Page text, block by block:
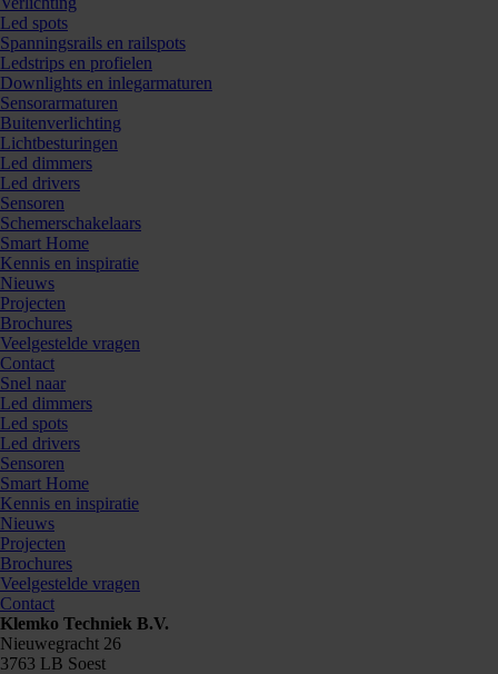
Led spots
Spanningsrails en railspots
Ledstrips en profielen
Downlights en inlegarmaturen
Sensorarmaturen
Buitenverlichting
Lichtbesturingen
Led dimmers
Led drivers
Sensoren
Schemerschakelaars
Smart Home
Kennis en inspiratie
Nieuws
Projecten
Brochures
Veelgestelde vragen
Contact
Snel naar
Led dimmers
Led spots
Led drivers
Sensoren
Smart Home
Kennis en inspiratie
Nieuws
Projecten
Brochures
Veelgestelde vragen
Contact
Klemko Techniek B.V.
Nieuwegracht 26
3763 LB Soest